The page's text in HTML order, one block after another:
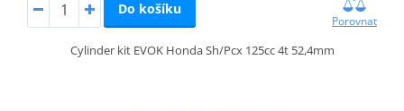
Do košíku
Porovnat
Cylinder kit EVOK Honda Sh/Pcx 125cc 4t 52,4mm